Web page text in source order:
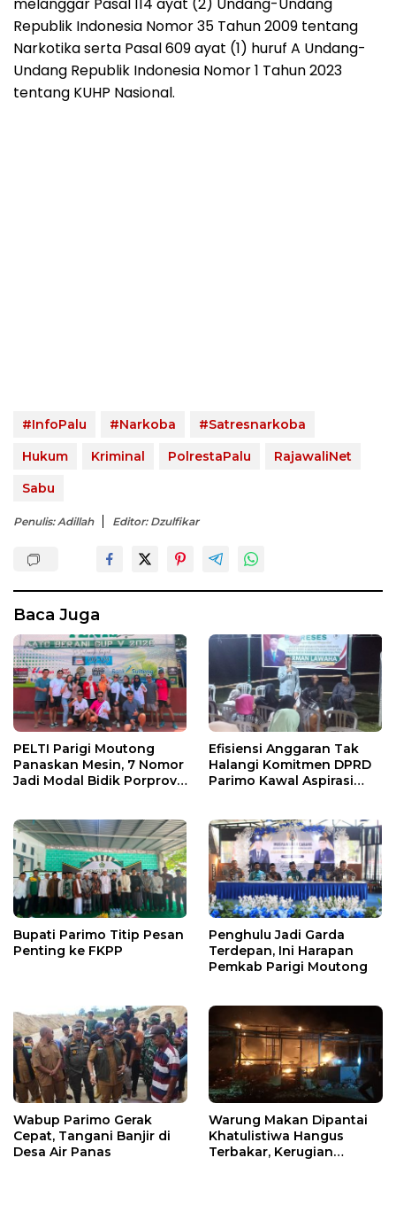
Republik Indonesia Nomor 35 Tahun 2009 tentang
Narkotika serta Pasal 609 ayat (1) huruf A Undang-
Undang Republik Indonesia Nomor 1 Tahun 2023
tentang KUHP Nasional.
#InfoPalu #Narkoba
#Satresnarkoba
Hukum
Kriminal PolrestaPalu
RajawaliNet
Sabu
Penulis: Adillah Editor: Dzulfikar
Baca Juga
PELTI Parigi Moutong
Panaskan Mesin, 7 Nomor
Jadi Modal Bidik Porprov
Efisiensi Anggaran Tak
Halangi Komitmen DPRD
Parimo Kawal Aspirasi
Bupati Parimo Titip Pesan
Penting ke FKPP
Penghulu Jadi Garda
Terdepan, Ini Harapan
Pemkab Parigi Moutong
Wabup Parimo Gerak
Cepat, Tangani Banjir di
Desa Air Panas
Warung Makan Dipantai
Khatulistiwa Hangus
Terbakar, Kerugian